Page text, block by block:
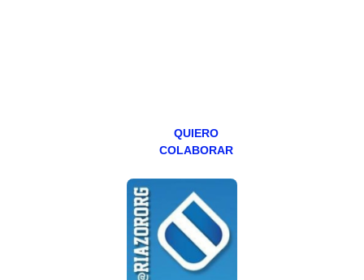
QUIERO
COLABORAR